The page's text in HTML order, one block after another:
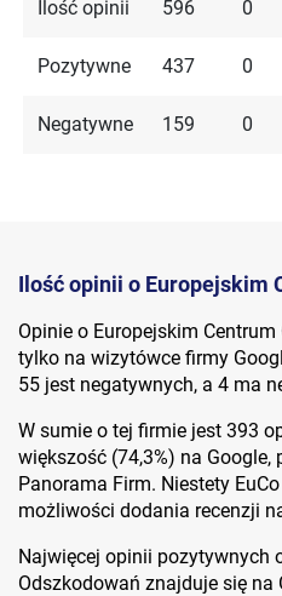
Ilość opinii 596 0
Pozytywne 437 0
Negatywne 159 0
Ilość opinii o Europejskim
Opinie o Europejskim
tylko na wizytówce firmy
55 jest negatywnych, a 4 ma
W sumie o tej firmie jest 393
większość (74,3%) na Google,
Panorama Firm. Niestety
możliwości dodania recenzji
Najwięcej opinii pozytywnych
Odszkodowań znajduje się na